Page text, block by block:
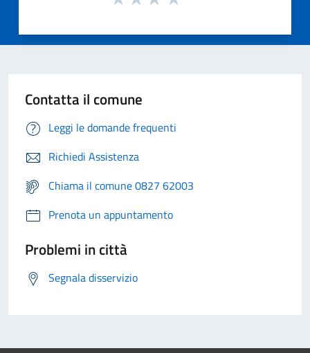
Contatta il comune
Leggi le domande frequenti
Richiedi Assistenza
Chiama il comune 0827 62003
Prenota un appuntamento
Problemi in città
Segnala disservizio